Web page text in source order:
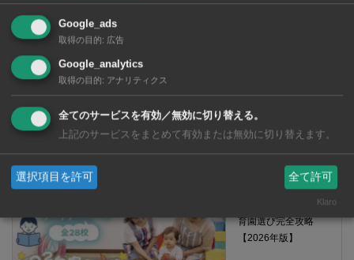
ブンイレブン）で買
える薬 2026年版
タイ・バンコクの保
育園選び完全攻略
【2026年版】
Google_ads
取得の目的: 広告
Google_analytics
取得の目的: アナリティクス
全てのサービスを有効／無効に切り替える。
上記のサービスをまとめて有効または無効に切り替えます。
選択項目を許可 全て許可
Klaro